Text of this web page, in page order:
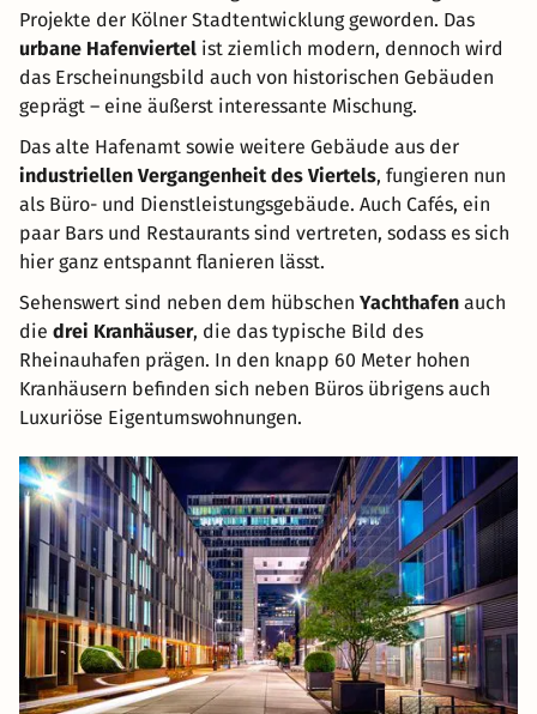
Projekte der Kölner Stadtentwicklung geworden. Das
urbane Hafenviertel ist ziemlich modern, dennoch wird
das Erscheinungsbild auch von historischen Gebäuden
geprägt – eine äußerst interessante Mischung.
Das alte Hafenamt sowie weitere Gebäude aus der
industriellen Vergangenheit des Viertels, fungieren nun
als Büro- und Dienstleistungsgebäude. Auch Cafés, ein
paar Bars und Restaurants sind vertreten, sodass es sich
hier ganz entspannt flanieren lässt.
Sehenswert sind neben dem hübschen Yachthafen auch
die drei Kranhäuser, die das typische Bild des
Rheinauhafen prägen. In den knapp 60 Meter hohen
Kranhäusern befinden sich neben Büros übrigens auch
Luxuriöse Eigentumswohnungen.